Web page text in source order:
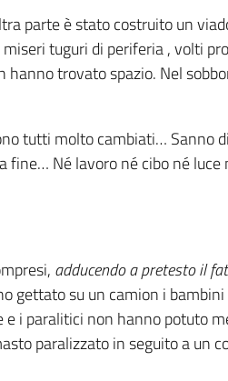
parte è stato costruito un
tuguri di periferia , volti
trovato spazio. Nel
tutti molto cambiati… Sanno
Né lavoro né cibo né
adducendo a pretesto il
gettato su un camion i
i paralitici non hanno potuto
paralizzato in seguito a un